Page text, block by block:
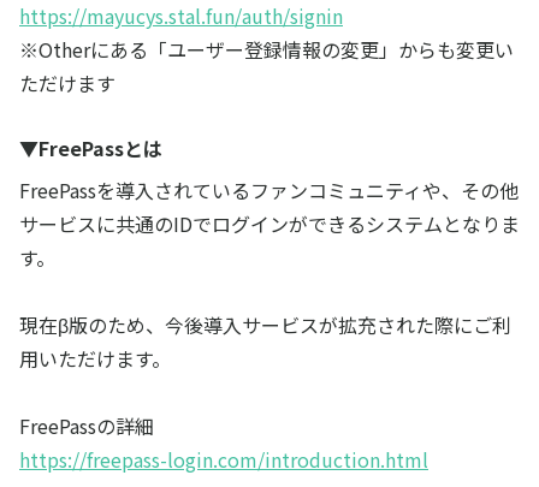
https://mayucys.stal.fun/auth/signin
※Otherにある「ユーザー登録情報の変更」からも変更い
ただけます
▼FreePassとは
FreePassを導入されているファンコミュニティや、その他
サービスに共通のIDでログインができるシステムとなりま
す。
現在β版のため、今後導入サービスが拡充された際にご利
用いただけます。
FreePassの詳細
https://freepass-login.com/introduction.html